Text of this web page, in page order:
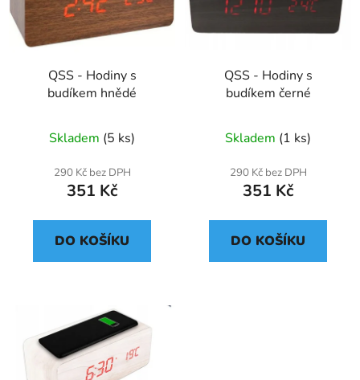
QSS - Hodiny s
budíkem hnědé
Skladem (5 ks)
290 Kč bez DPH
351 Kč
DO KOŠÍKU
QSS - Hodiny s
budíkem černé
Skladem (1 ks)
290 Kč bez DPH
351 Kč
DO KOŠÍKU